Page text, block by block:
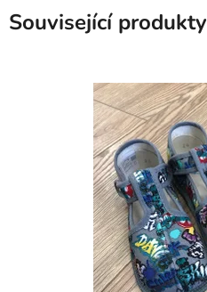
Související produkty